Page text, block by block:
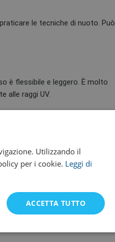
le tecniche di nuoto. Può
è flessibile e leggero. È molto
alle raggi UV.
Utilizzando il
per i cookie. Leggi di
ACCETTA TUTTO